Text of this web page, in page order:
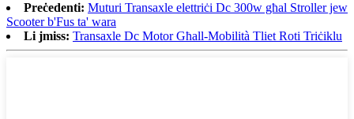
Preċedenti: Muturi Transaxle elettriċi Dc 300w għal Stroller jew
Scooter b'Fus ta' wara
Li jmiss: Transaxle Dc Motor Għall-Mobilità Tliet Roti Triċiklu